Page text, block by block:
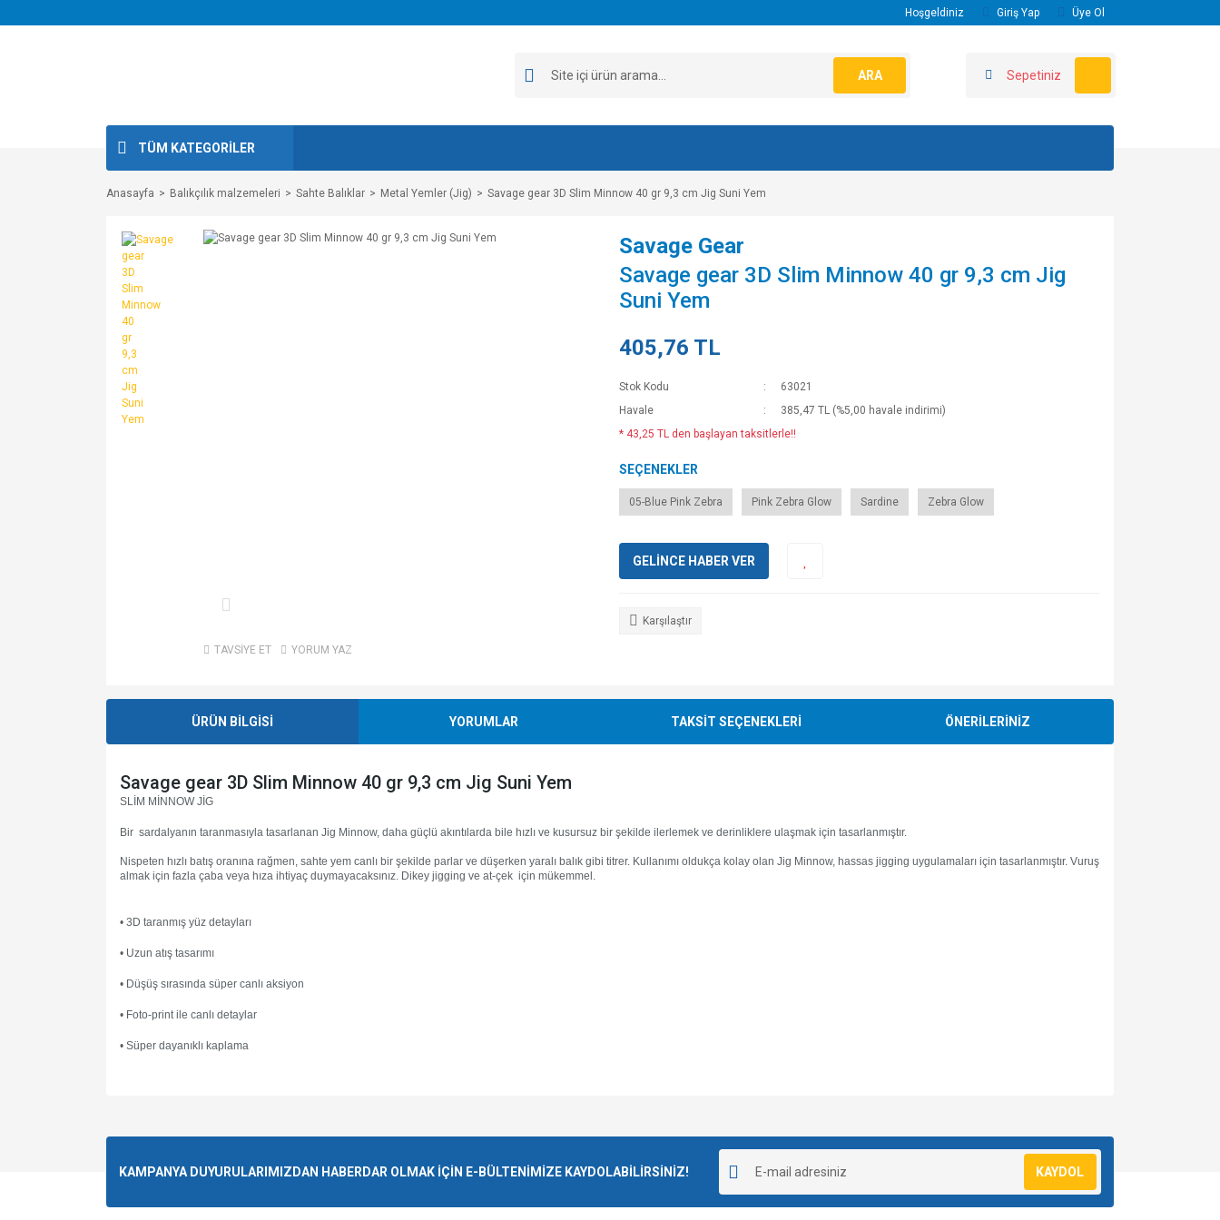
Hoşgeldiniz Giriş Yap Üye Ol
ARA Sepetiniz
TÜM KATEGORİLER
Anasayfa Balıkçılık malzemeleri Sahte Balıklar Metal Yemler (Jig) Savage gear 3D Slim Minnow 40 gr 9,3 cm Jig Suni Yem
TAVSİYE ET YORUM YAZ
Savage Gear
Savage gear 3D Slim Minnow 40 gr 9,3 cm Jig
Suni Yem
405,76 TL
Stok Kodu
63021
Havale
385,47 TL (%5,00 havale indirimi)
* 43,25 TL den başlayan taksitlerle!!
SEÇENEKLER
05-Blue Pink Zebra Pink Zebra Glow Sardine Zebra Glow
GELİNCE HABER VER
Karşılaştır
ÜRÜN BİLGİSİ YORUMLAR TAKSİT SEÇENEKLERİ ÖNERİLERİNİZ
Savage gear 3D Slim Minnow 40 gr 9,3 cm Jig Suni Yem
SLİM MİNNOW JİG
Bir sardalyanın taranmasıyla tasarlanan Jig Minnow, daha güçlü akıntılarda bile hızlı ve kusursuz bir şekilde ilerlemek ve derinliklere ulaşmak için tasarlanmıştır.
Nispeten hızlı batış oranına rağmen, sahte yem canlı bir şekilde parlar ve düşerken yaralı balık gibi titrer. Kullanımı oldukça kolay olan Jig Minnow, hassas jigging uygulamaları için tasarlanmıştır. Vuruş
almak için fazla çaba veya hıza ihtiyaç duymayacaksınız. Dikey jigging ve at-çek için mükemmel.
• 3D taranmış yüz detayları
• Uzun atış tasarımı
• Düşüş sırasında süper canlı aksiyon
• Foto-print ile canlı detaylar
• Süper dayanıklı kaplama
Ürün resmi kalitesiz, bozuk veya görüntülenemiyor.
KAMPANYA DUYURULARIMIZDAN HABERDAR OLMAK İÇİN E-BÜLTENİMİZE KAYDOLABİLİRSİNİZ! KAYDOL